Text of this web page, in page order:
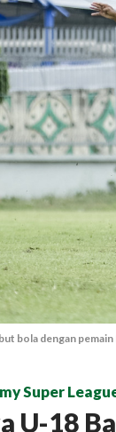
bola dengan
Super
U-18